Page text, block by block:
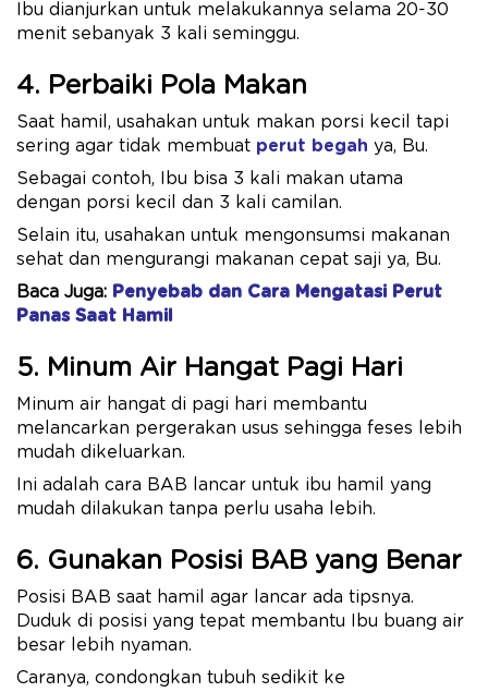
Ibu dianjurkan untuk melakukannya selama 20-30
menit sebanyak 3 kali seminggu.
4. Perbaiki Pola Makan
Saat hamil, usahakan untuk makan porsi kecil tapi
sering agar tidak membuat perut begah ya, Bu.
Sebagai contoh, Ibu bisa 3 kali makan utama
dengan porsi kecil dan 3 kali camilan.
Selain itu, usahakan untuk mengonsumsi makanan
sehat dan mengurangi makanan cepat saji ya, Bu.
Baca Juga: Penyebab dan Cara Mengatasi Perut
Panas Saat Hamil
5. Minum Air Hangat Pagi Hari
Minum air hangat di pagi hari membantu
melancarkan pergerakan usus sehingga feses lebih
mudah dikeluarkan.
Ini adalah cara BAB lancar untuk ibu hamil yang
mudah dilakukan tanpa perlu usaha lebih.
6. Gunakan Posisi BAB yang Benar
Posisi BAB saat hamil agar lancar ada tipsnya.
Duduk di posisi yang tepat membantu Ibu buang air
besar lebih nyaman.
Caranya, condongkan tubuh sedikit ke